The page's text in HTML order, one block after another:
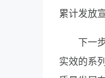
累计发放
下一
实效的系